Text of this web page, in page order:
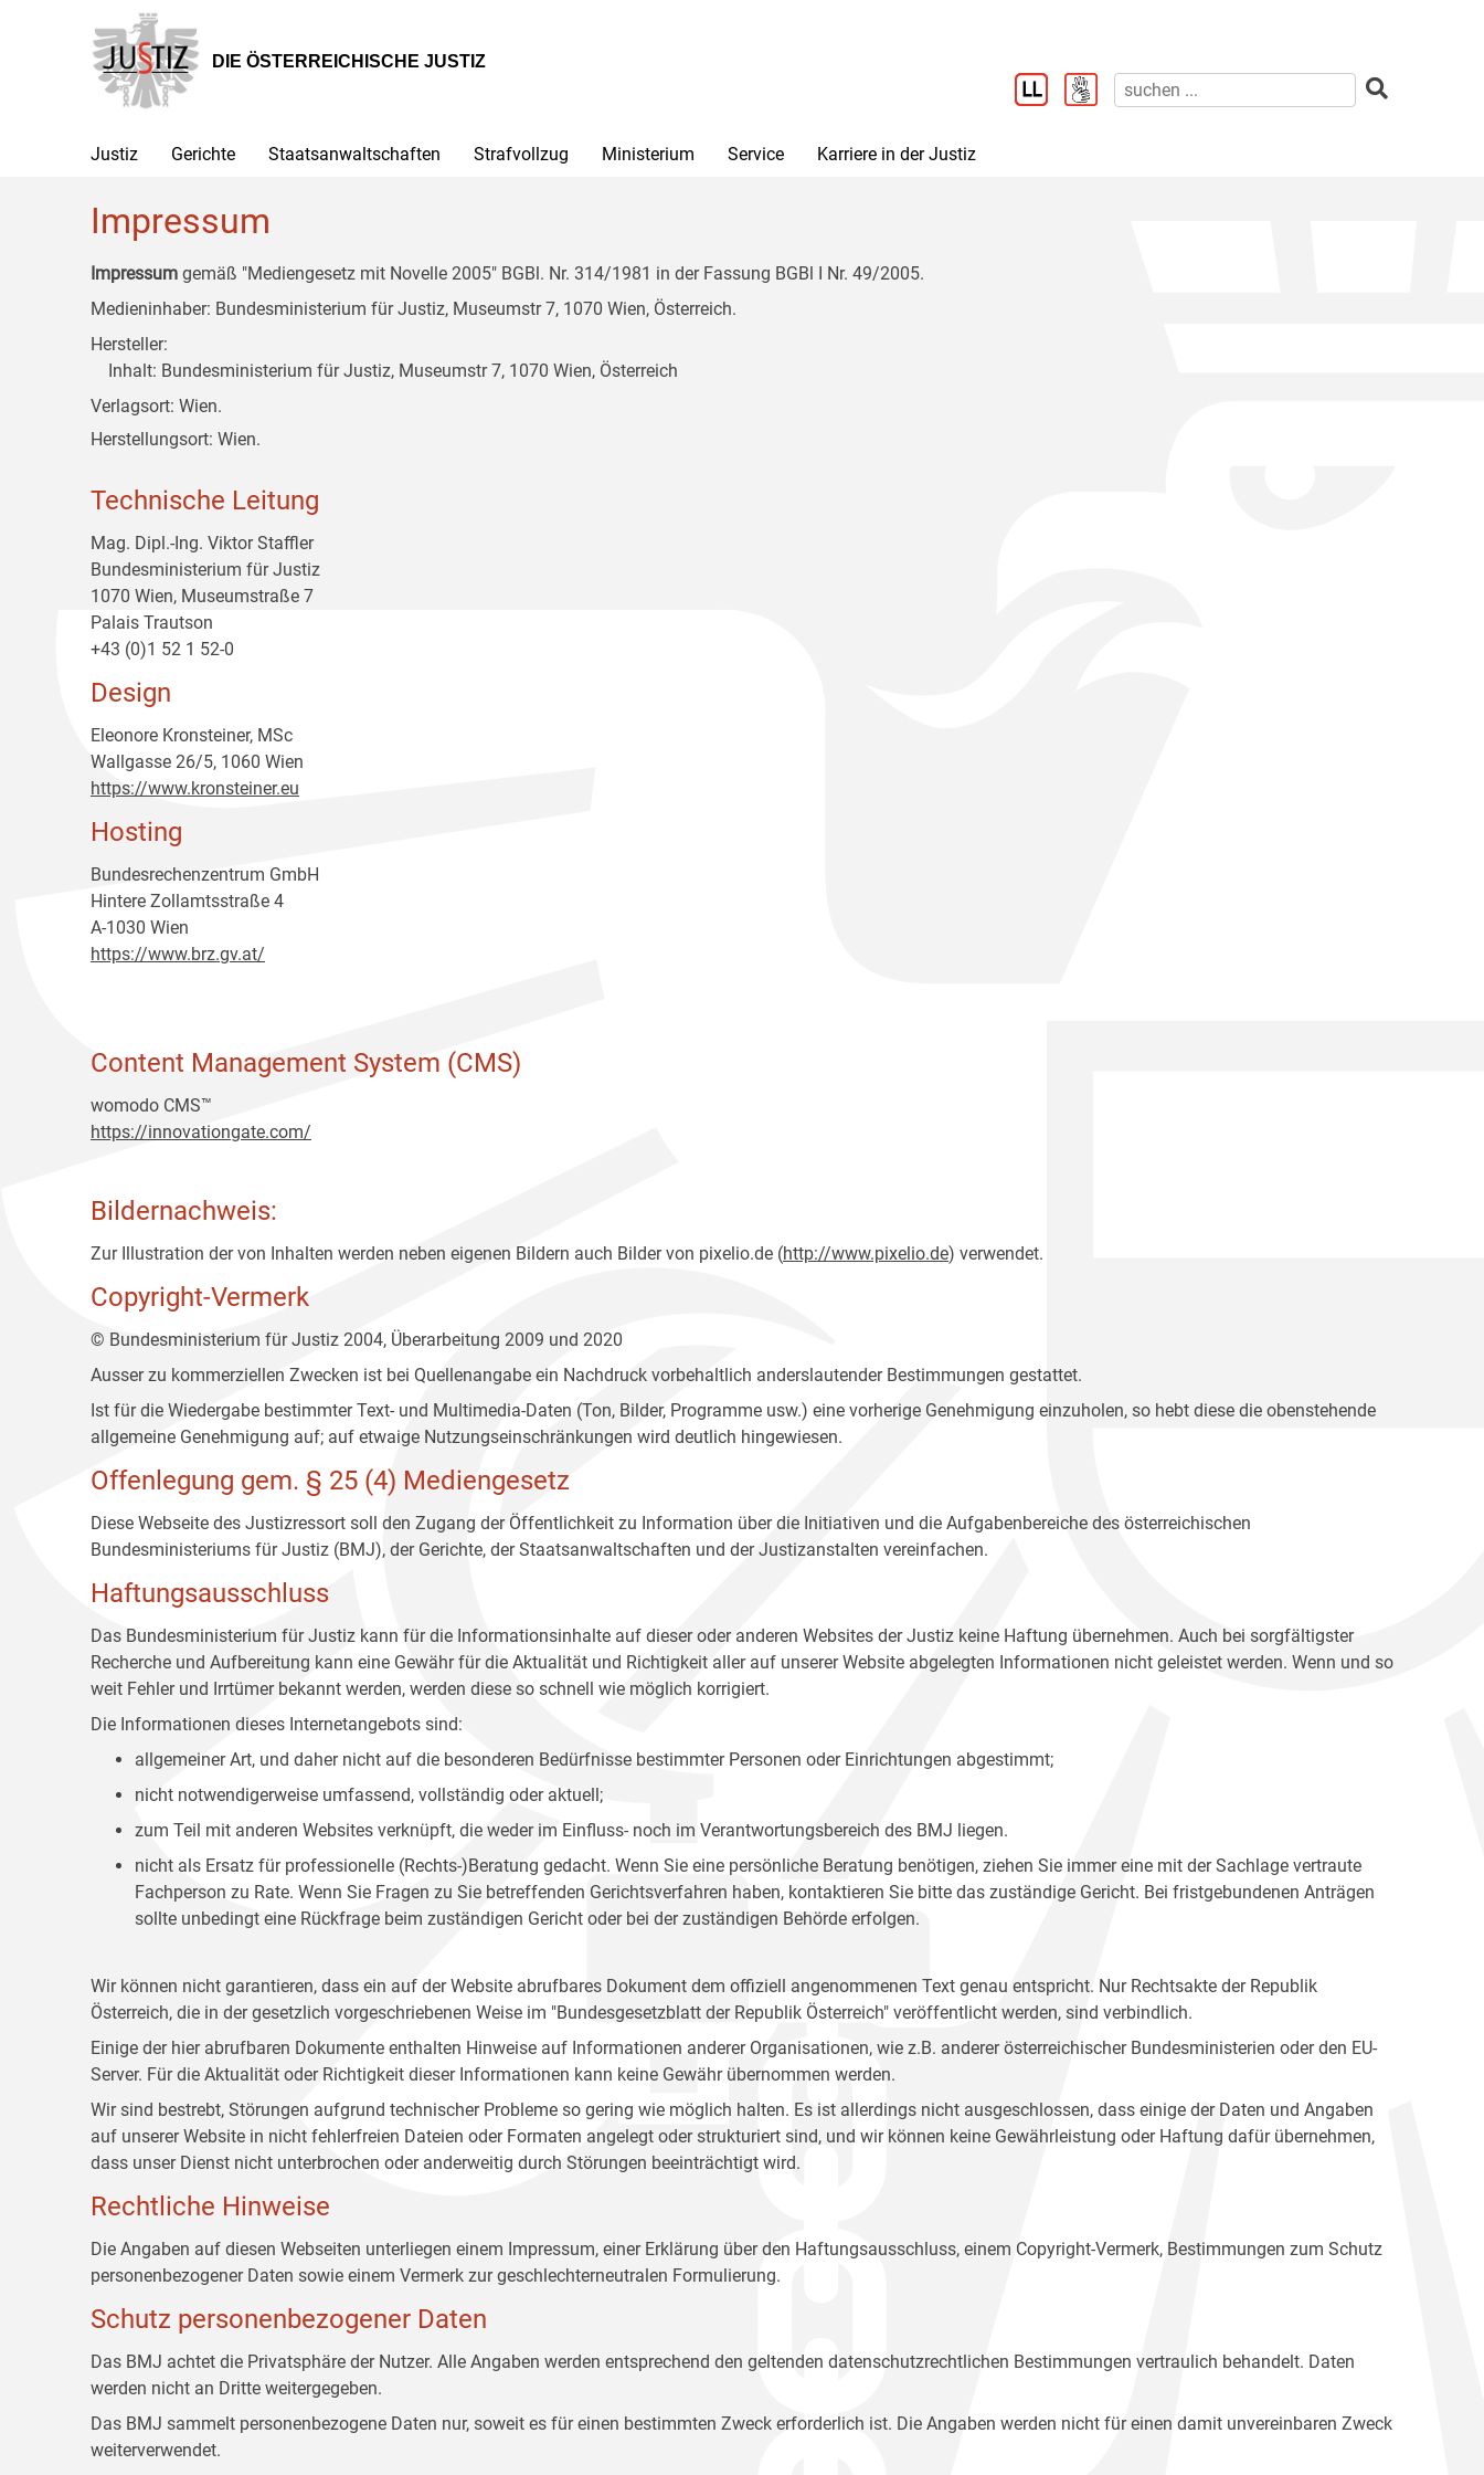
Hauptnavigation
[1]
Inhalt
[2]
Untermenü
[3]
DIE ÖSTERREICHISCHE JUSTIZ
Justiz Gerichte Staatsanwaltschaften Strafvollzug Ministerium Service Karriere in der Justiz
Impressum
Impressum gemäß "Mediengesetz mit Novelle 2005" BGBl. Nr. 314/1981 in der Fassung BGBl I Nr. 49/2005.
Medieninhaber: Bundesministerium für Justiz, Museumstr 7, 1070 Wien, Österreich.
Hersteller:
Inhalt: Bundesministerium für Justiz, Museumstr 7, 1070 Wien, Österreich
Verlagsort: Wien.
Herstellungsort: Wien.
Technische Leitung
Mag. Dipl.-Ing. Viktor Staffler
Bundesministerium für Justiz
1070 Wien, Museumstraße 7
Palais Trautson
+43 (0)1 52 1 52-0
Design
Eleonore Kronsteiner, MSc
Wallgasse 26/5, 1060 Wien
https://www.kronsteiner.eu
Hosting
Bundesrechenzentrum GmbH
Hintere Zollamtsstraße 4
A-1030 Wien
https://www.brz.gv.at/
Content Management System (CMS)
womodo CMS™
https://innovationgate.com/
Bildernachweis:
Zur Illustration der von Inhalten werden neben eigenen Bildern auch Bilder von pixelio.de (http://www.pixelio.de) verwendet.
Copyright-Vermerk
© Bundesministerium für Justiz 2004, Überarbeitung 2009 und 2020
Ausser zu kommerziellen Zwecken ist bei Quellenangabe ein Nachdruck vorbehaltlich anderslautender Bestimmungen gestattet.
Ist für die Wiedergabe bestimmter Text- und Multimedia-Daten (Ton, Bilder, Programme usw.) eine vorherige Genehmigung einzuholen, so hebt diese die obenstehende
allgemeine Genehmigung auf; auf etwaige Nutzungseinschränkungen wird deutlich hingewiesen.
Offenlegung gem. § 25 (4) Mediengesetz
Diese Webseite des Justizressort soll den Zugang der Öffentlichkeit zu Information über die Initiativen und die Aufgabenbereiche des österreichischen
Bundesministeriums für Justiz (BMJ), der Gerichte, der Staatsanwaltschaften und der Justizanstalten vereinfachen.
Haftungsausschluss
Das Bundesministerium für Justiz kann für die Informationsinhalte auf dieser oder anderen Websites der Justiz keine Haftung übernehmen. Auch bei sorgfältigster
Recherche und Aufbereitung kann eine Gewähr für die Aktualität und Richtigkeit aller auf unserer Website abgelegten Informationen nicht geleistet werden. Wenn und so
weit Fehler und Irrtümer bekannt werden, werden diese so schnell wie möglich korrigiert.
Die Informationen dieses Internetangebots sind:
allgemeiner Art, und daher nicht auf die besonderen Bedürfnisse bestimmter Personen oder Einrichtungen abgestimmt;
nicht notwendigerweise umfassend, vollständig oder aktuell;
zum Teil mit anderen Websites verknüpft, die weder im Einfluss- noch im Verantwortungsbereich des BMJ liegen.
nicht als Ersatz für professionelle (Rechts-)Beratung gedacht. Wenn Sie eine persönliche Beratung benötigen, ziehen Sie immer eine mit der Sachlage vertraute
Fachperson zu Rate. Wenn Sie Fragen zu Sie betreffenden Gerichtsverfahren haben, kontaktieren Sie bitte das zuständige Gericht. Bei fristgebundenen Anträgen
sollte unbedingt eine Rückfrage beim zuständigen Gericht oder bei der zuständigen Behörde erfolgen.
Wir können nicht garantieren, dass ein auf der Website abrufbares Dokument dem offiziell angenommenen Text genau entspricht. Nur Rechtsakte der Republik
Österreich, die in der gesetzlich vorgeschriebenen Weise im "Bundesgesetzblatt der Republik Österreich" veröffentlicht werden, sind verbindlich.
Einige der hier abrufbaren Dokumente enthalten Hinweise auf Informationen anderer Organisationen, wie z.B. anderer österreichischer Bundesministerien oder den EU-
Server. Für die Aktualität oder Richtigkeit dieser Informationen kann keine Gewähr übernommen werden.
Wir sind bestrebt, Störungen aufgrund technischer Probleme so gering wie möglich halten. Es ist allerdings nicht ausgeschlossen, dass einige der Daten und Angaben
auf unserer Website in nicht fehlerfreien Dateien oder Formaten angelegt oder strukturiert sind, und wir können keine Gewährleistung oder Haftung dafür übernehmen,
dass unser Dienst nicht unterbrochen oder anderweitig durch Störungen beeinträchtigt wird.
Rechtliche Hinweise
Die Angaben auf diesen Webseiten unterliegen einem Impressum, einer Erklärung über den Haftungsausschluss, einem Copyright-Vermerk, Bestimmungen zum Schutz
personenbezogener Daten sowie einem Vermerk zur geschlechterneutralen Formulierung.
Schutz personenbezogener Daten
Das BMJ achtet die Privatsphäre der Nutzer. Alle Angaben werden entsprechend den geltenden datenschutzrechtlichen Bestimmungen vertraulich behandelt. Daten
werden nicht an Dritte weitergegeben.
Das BMJ sammelt personenbezogene Daten nur, soweit es für einen bestimmten Zweck erforderlich ist. Die Angaben werden nicht für einen damit unvereinbaren Zweck
weiterverwendet.